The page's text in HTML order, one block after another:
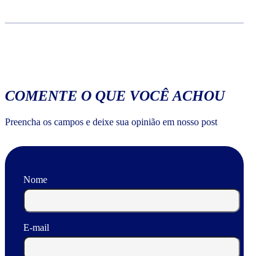
COMENTE O QUE VOCÊ ACHOU
Preencha os campos e deixe sua opinião em nosso post
Nome
E-mail